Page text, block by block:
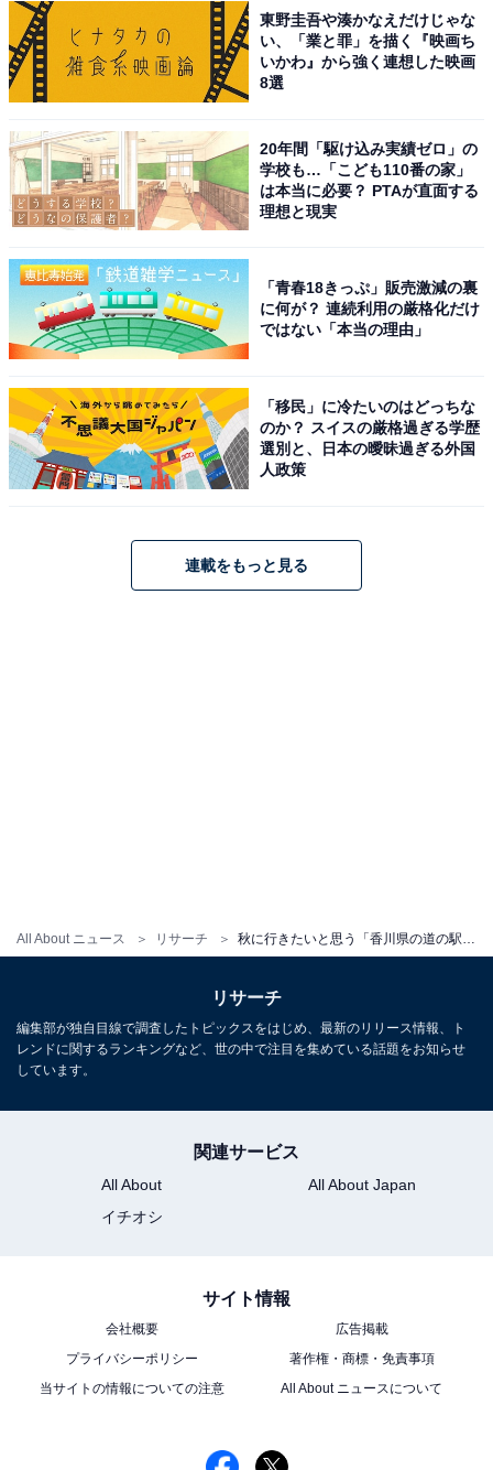
All About ニュース リサーチ
こちらもおすすめ
秋に行きたいと思う「福岡県の道の駅」ランキ
年調査】
東野圭吾や湊かなえだけじゃな
い、「業と罪」を描く『映画ち
いかわ』から強く連想した映画
8選
20年間「駆け込み実績ゼロ」の
学校も…「こども110番の家」
は本当に必要？ PTAが直面する
理想と現実
「青春18きっぷ」販売激減の裏
に何が？ 連続利用の厳格化だけ
ではない「本当の理由」
「移民」に冷たいのはどっちな
のか？ スイスの厳格過ぎる学歴
選別と、日本の曖昧過ぎる外国
人政策
連載をもっと見る
リサーチ
編集部が独自目線で調査したトピックスをはじめ、最新のリリース情報、ト
レンドに関するランキングなど、世の中で注目を集めている話題をお知らせ
しています。
関連サービス
All About
All About Japan
イチオシ
サイト情報
会社概要
広告掲載
プライバシーポリシー
著作権・商標・免責事項
当サイトの情報についての注意
All About ニュースについて